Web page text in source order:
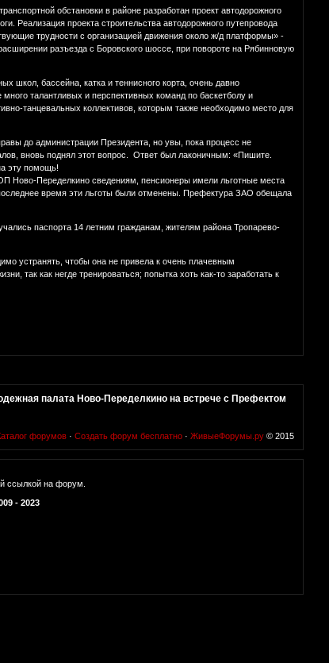
обстановки в районе разработан проект автодорожного
Реализация проекта строительства автодорожного путепровода
трудности с организацией движения около ж/д платформы» -
разъезда с Боровского шоссе, при повороте на Рябинновую
школ, бассейна, катка и теннисного корта, очень давно
талантливых и перспективных команд по баскетболу и
танцевальных коллективов, которым также необходимо место для
до администрации Президента, но увы, пока процесс не
вновь поднял этот вопрос. Ответ был лаконичным: «Пишите.
эту помощь!
Ново-Переделкино сведениям, пенсионеры имели льготные места
время эти льготы были отменены. Префектура ЗАО обещала
паспорта 14 летним гражданам, жителям района Тропарево-
устранять, чтобы она не привела к очень плачевным
так как негде тренироваться; попытка хоть как-то заработать к
палата Ново-Переделкино на встрече с Префектом
форумов · Создать форум бесплатно · ЖивыеФорумы.ру © 2015
ссылкой на форум.
- 2023